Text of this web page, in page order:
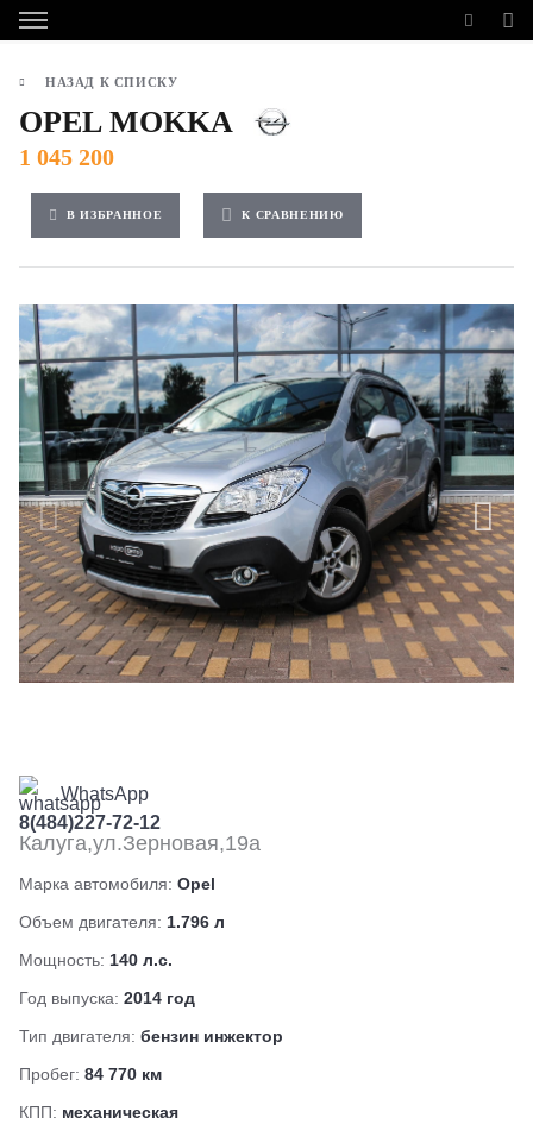
НАЗАД К СПИСКУ
OPEL MOKKA
1 045 200
В ИЗБРАННОЕ К СРАВНЕНИЮ
WhatsApp
8(484)227-72-12
Калуга,ул.Зерновая,19а
Марка автомобиля: Opel
Объем двигателя: 1.796 л
Мощность: 140 л.с.
Год выпуска: 2014 год
Тип двигателя: бензин инжектор
Пробег: 84 770 км
КПП: механическая